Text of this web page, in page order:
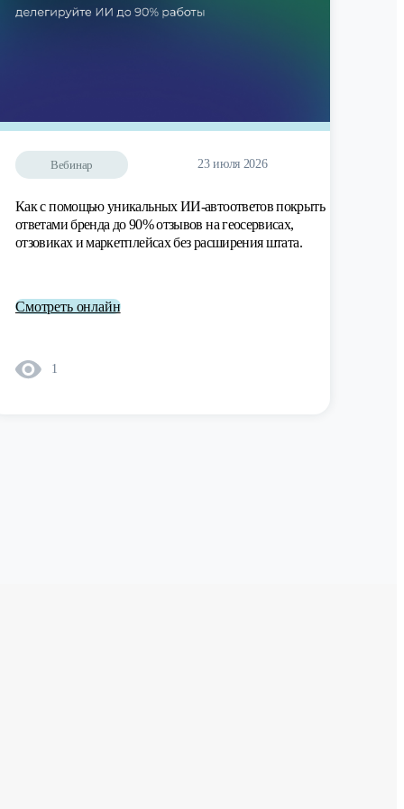
Вебинар 23 июля 2026
Как с помощью уникальных ИИ-автоответов покрыть
ответами бренда до 90% отзывов на геосервисах,
отзовиках и маркетплейсах без расширения штата.
Смотреть онлайн
1